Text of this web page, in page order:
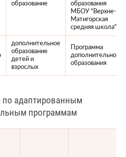
образование
образования
МБОУ "Верхне-
Матигорская
средняя школа"
дополнительное
образование
детей и
взрослых
Программа
дополнительного
образования
адаптированным
программам